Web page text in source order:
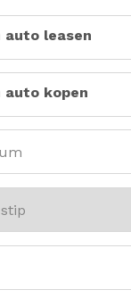
auto leasen
auto kopen